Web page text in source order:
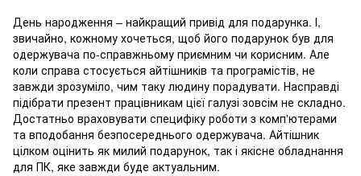
День народження – найкращий привід для подарунка. І,
звичайно, кожному хочеться, щоб його подарунок був для
одержувача по-справжньому приємним чи корисним. Але
коли справа стосується айтішників та програмістів, не
завжди зрозуміло, чим таку людину порадувати. Насправді
підібрати презент працівникам цієї галузі зовсім не складно.
Достатньо враховувати специфіку роботи з комп'ютерами
та вподобання безпосереднього одержувача. Айтішник
цілком оцінить як милий подарунок, так і якісне обладнання
для ПК, яке завжди буде актуальним.